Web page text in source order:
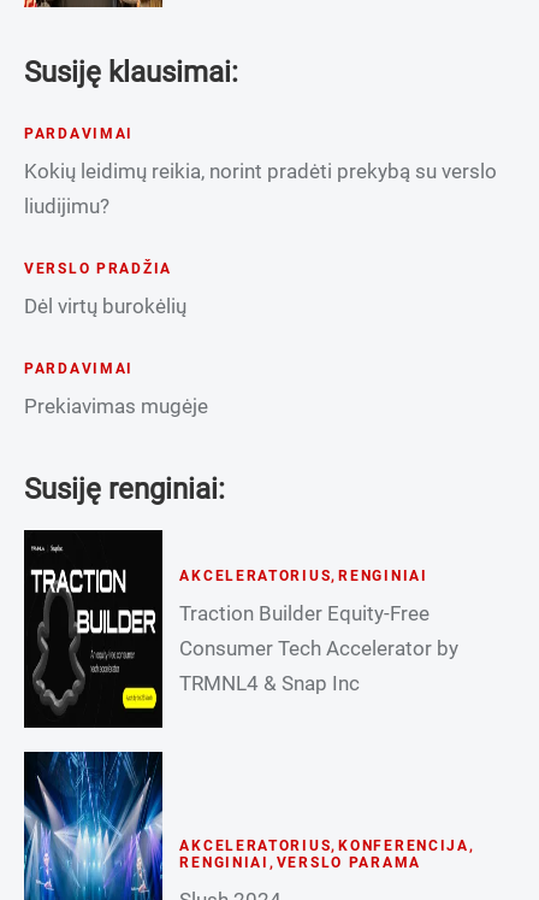
Susiję klausimai:
PARDAVIMAI
Kokių leidimų reikia, norint pradėti prekybą su verslo
liudijimu?
VERSLO PRADŽIA
Dėl virtų burokėlių
PARDAVIMAI
Prekiavimas mugėje
Susiję renginiai:
AKCELERATORIUS, RENGINIAI
Traction Builder Equity-Free
Consumer Tech Accelerator by
TRMNL4 & Snap Inc
AKCELERATORIUS, KONFERENCIJA,
RENGINIAI , VERSLO PARAMA